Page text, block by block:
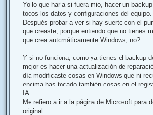
Yo lo que haría si fuera mio, hacer un
todos los datos y configuraciones del equipo.
Después probar a ver si hay suerte con el
que creaste, porque entiendo que no tienes
que crea automáticamente Windows, no?
Y si no funciona, como ya tienes el backup
mejor es hacer una actualización de
día modificaste cosas en Windows que ni
encima has tocado también cosas en el
IA.
Me refiero a ir a la página de Microsoft para
original.